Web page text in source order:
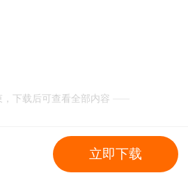
下载后可查看全部内容
立即下载